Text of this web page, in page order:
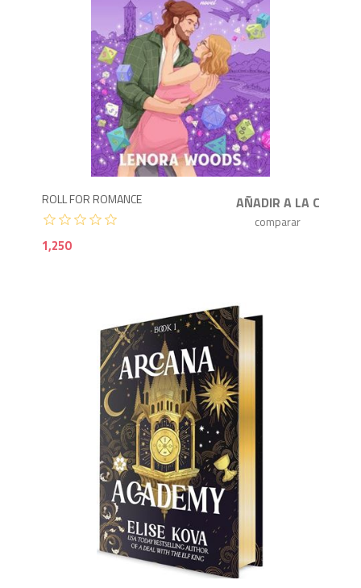
ROLL FOR ROMANCE
1,250